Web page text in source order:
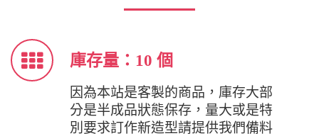
庫存量：10 個
因為本站是客製的商品，庫存大部
分是半成品狀態保存，量大或是特
別要求訂作新造型請提供我們備料